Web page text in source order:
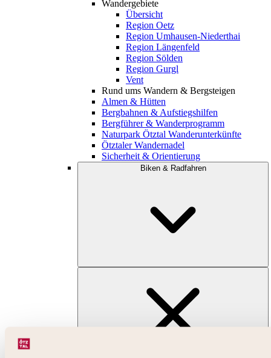
Wandergebiete
Übersicht
Region Oetz
Region Umhausen-Niederthai
Region Längenfeld
Region Sölden
Region Gurgl
Vent
Rund ums Wandern & Bergsteigen
Almen & Hütten
Bergbahnen & Aufstiegshilfen
Bergführer & Wanderprogramm
Naturpark Ötztal Wanderunterkünfte
Ötztaler Wandernadel
Sicherheit & Orientierung
Biken & Radfahren